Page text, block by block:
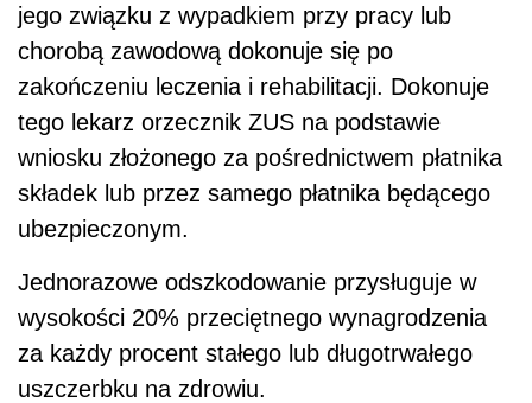
jego związku z wypadkiem przy pracy lub
chorobą zawodową dokonuje się po
zakończeniu leczenia i rehabilitacji. Dokonuje
tego lekarz orzecznik ZUS na podstawie
wniosku złożonego za pośrednictwem płatnika
składek lub przez samego płatnika będącego
ubezpieczonym.
Jednorazowe odszkodowanie przysługuje w
wysokości 20% przeciętnego wynagrodzenia
za każdy procent stałego lub długotrwałego
uszczerbku na zdrowiu.